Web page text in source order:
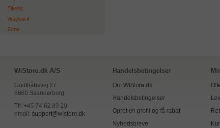
Titleist
Waypoint
Zone
WiStore.dk A/S
Godthåbsvej 27
8660 Skanderborg
Tlf. +45 74 62 89 29
email: support@wistore.dk
Handelsbetingelser
Om WiStore.dk
Handelsbetingelser
Opret en profil og få rabat
Nyhedsbreve